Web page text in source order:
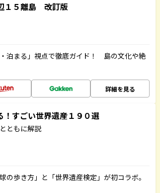
１５離島 改訂版
泊まる」視点で徹底ガイド！ 島の文化や絶
詳細を見る
すごい世界遺産１９０選
ともに解説
歩き方」と「世界遺産検定」が初コラボ。